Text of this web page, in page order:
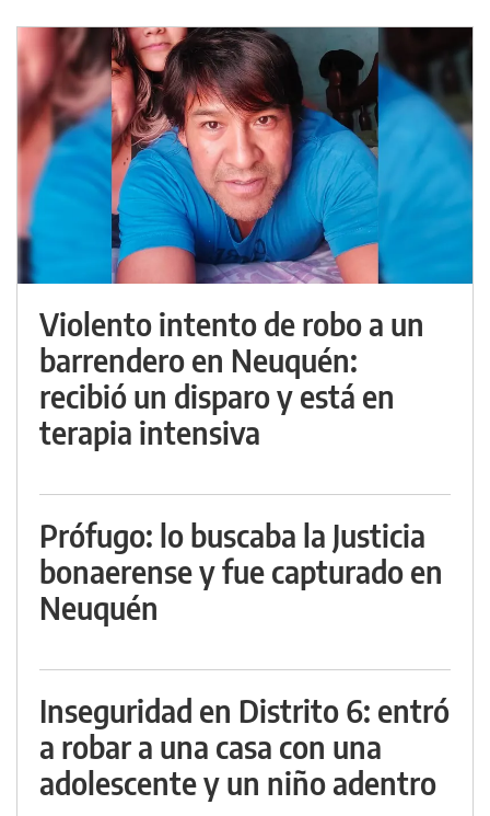
Violento intento de robo a un
barrendero en Neuquén:
recibió un disparo y está en
terapia intensiva
Prófugo: lo buscaba la Justicia
bonaerense y fue capturado en
Neuquén
Inseguridad en Distrito 6: entró
a robar a una casa con una
adolescente y un niño adentro